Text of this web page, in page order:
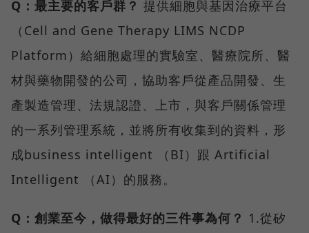
Q：最主要的客戶群？ 提供細胞與基因治療平台
（Cell and Gene Therapy LIMS NCDP
Platform）給細胞處理的實驗室、醫療院所、醫
材與藥物開發的公司，協助客戶從產品開發、生
產製造管理、法規認證、上市，與客戶關係管理
的一系列管理系統，並將所有收集到的資料，形
成business intelligent （BI）跟 Artificial
Intelligent （AI）的服務。
Q：創業至今，做得最好的三件事為何？ 1.從矽